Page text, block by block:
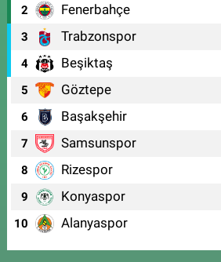
2 Fenerbahçe
3 Trabzonspor
4 Beşiktaş
5 Göztepe
6 Başakşehir
7 Samsunspor
8 Rizespor
9 Konyaspor
10 Alanyaspor